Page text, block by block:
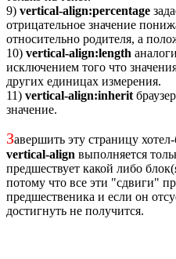
9) vertical-align:percentage
отрицательное значение
относительно родителя, а
10) vertical-align:length
исключением того что
других единицах измерения.
11) vertical-align:inherit
значение.
Завершить эту страницу
vertical-align выполняется
предшествует какой либо
потому что все эти "сдвиги"
предшественика и если он
достигнуть не получится.